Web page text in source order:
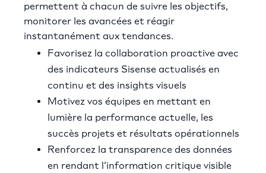
permettent à chacun de suivre les objectifs,
monitorer les avancées et réagir
instantanément aux tendances.
Favorisez la collaboration proactive avec
des indicateurs Sisense actualisés en
continu et des insights visuels
Motivez vos équipes en mettant en
lumière la performance actuelle, les
succès projets et résultats opérationnels
Renforcez la transparence des données
en rendant l’information critique visible